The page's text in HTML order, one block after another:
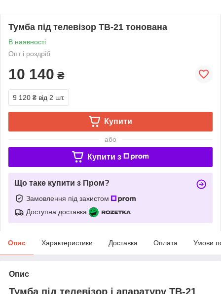
Тумба під телевізор ТВ-21 тонована
В наявності
Опт і роздріб
10 140 ₴
9 120 ₴ від 2 шт.
Купити
або
Купити з
Що таке купити з Пром?
Замовлення під захистом
Доступна доставка
Опис Характеристики Доставка Оплата Умови
Опис
Тумба під телевізор і апаратуру ТВ-21